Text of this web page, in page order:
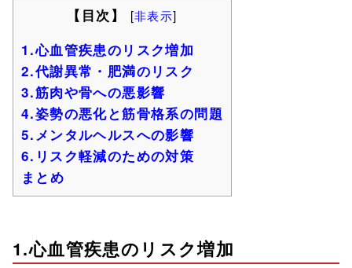
【目次】 [非表示]
1.心血管疾患のリスク増加
2.代謝異常・肥満のリスク
3.筋肉や骨への悪影響
4.姿勢の悪化と筋骨格系の問題
5.メンタルヘルスへの影響
6.リスク軽減のための対策
まとめ
1.心血管疾患のリスク増加